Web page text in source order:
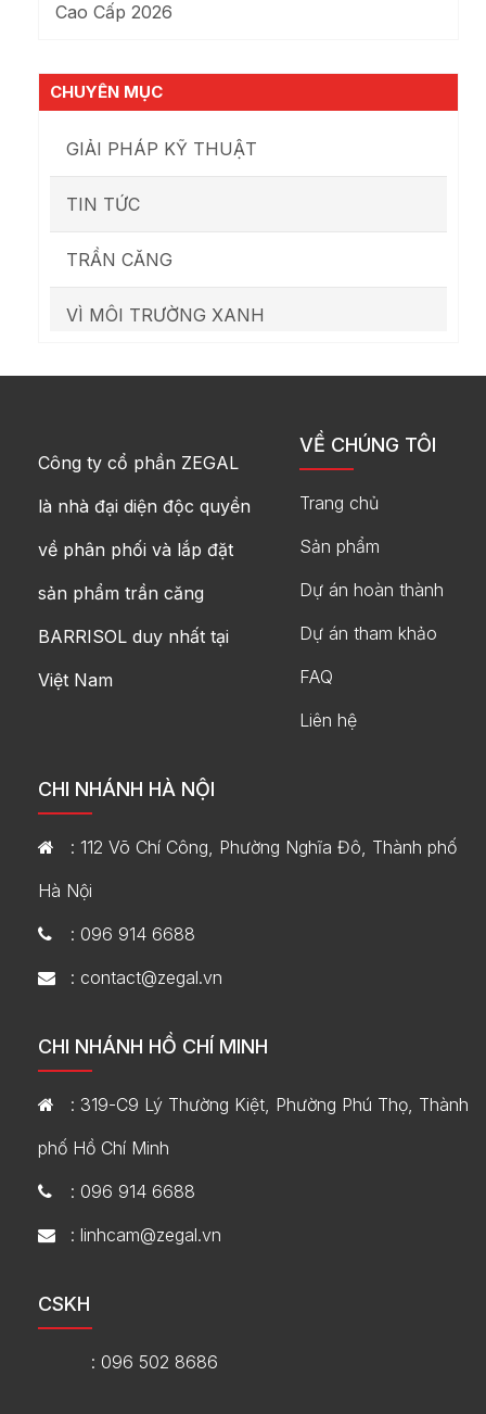
Cao Cấp 2026
CHUYÊN MỤC
GIẢI PHÁP KỸ THUẬT
TIN TỨC
TRẦN CĂNG
VÌ MÔI TRƯỜNG XANH
Công ty cổ phần ZEGAL
là nhà đại diện độc quyền
về phân phối và lắp đặt
sản phẩm trần căng
BARRISOL duy nhất tại
Việt Nam
VỀ CHÚNG TÔI
Trang chủ
Sản phẩm
Dự án hoàn thành
Dự án tham khảo
FAQ
Liên hệ
CHI NHÁNH HÀ NỘI
: 112 Võ Chí Công, Phường Nghĩa Đô, Thành phố
Hà Nội
: 096 914 6688
: contact@zegal.vn
CHI NHÁNH HỒ CHÍ MINH
: 319-C9 Lý Thường Kiệt, Phường Phú Thọ, Thành
phố Hồ Chí Minh
: 096 914 6688
: linhcam@zegal.vn
CSKH
: 096 502 8686